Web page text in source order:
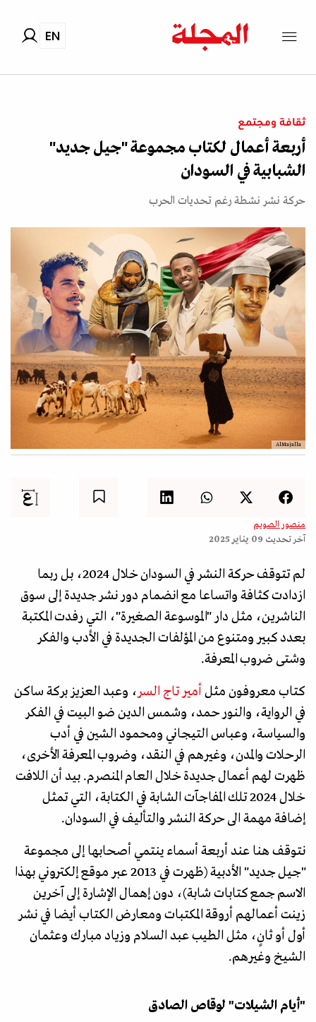
EN
ثقافة ومجتمع
أربعة أعمال لكتاب مجموعة "جيل جديد"
الشبابية في السودان
حركة نشر نشطة رغم تحديات الحرب
AlMajalla
منصور الصويم
آخر تحديث 09 يناير 2025
لم تتوقف حركة النشر في السودان خلال 2024، بل ربما
ازدادت كثافة واتساعا مع انضمام دور نشر جديدة إلى سوق
الناشرين، مثل دار "الموسوعة الصغيرة"، التي رفدت المكتبة
بعدد كبير ومتنوع من المؤلفات الجديدة في الأدب والفكر
وشتى ضروب المعرفة.
كتاب معروفون مثل أمير تاج السر ، وعبد العزيز بركة ساكن
في الرواية، والنور حمد، وشمس الدين ضو البيت في الفكر
والسياسة، وعباس التيجاني ومحمود الشين في أدب
الرحلات والمدن، وغيرهم في النقد، وضروب المعرفة الأخرى،
ظهرت لهم أعمال جديدة خلال العام المنصرم. بيد أن اللافت
خلال 2024 تلك المفاجآت الشابة في الكتابة، التي تمثل
إضافة مهمة الى حركة النشر والتأليف في السودان.
نتوقف هنا عند أربعة أسماء ينتمي أصحابها إلى مجموعة
"جيل جديد" الأدبية (ظهرت في 2013 عبر موقع إلكتروني بهذا
الاسم جمع كتابات شابة)، دون إهمال الإشارة إلى آخرين
زينت أعمالهم أروقة المكتبات ومعارض الكتاب أيضا في نشر
أول أو ثانٍ، مثل الطيب عبد السلام وزياد مبارك وعثمان
الشيخ وغيرهم.
"أيام الشيلات" لوقاص الصادق